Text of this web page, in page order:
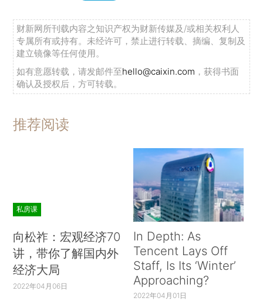
财新网所刊载内容之知识产权为财新传媒及/或相关权利人
专属所有或持有。未经许可，禁止进行转载、摘编、复制及
建立镜像等任何使用。
如有意愿转载，请发邮件至hello@caixin.com ，获得书面
确认及授权后，方可转载。
推荐阅读
私房课
向松祚：宏观经济70
讲，带你了解国内外
经济大局
2022年04月06日
In Depth: As
Tencent Lays Off
Staff, Is Its ‘Winter’
Approaching?
2022年04月01日